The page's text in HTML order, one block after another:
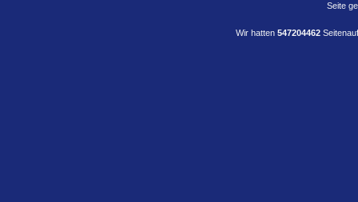
Seite
Wir hatten 547204462